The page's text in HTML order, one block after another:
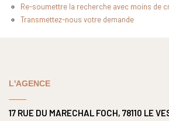
Notre Équipe
Nous Rejoindre
Re-soumettre la recherche avec moins de
Transmettez-nous votre demande
L'AGENCE
17 RUE DU MARECHAL FOCH, 78110 LE